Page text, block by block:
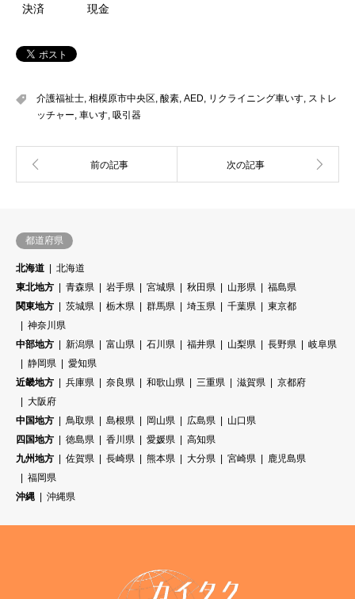
決済 現金
介護福祉士 相模原市中央区 酸素 AED リクライニング車いす ストレ
ッチャー 車いす 吸引器
都道府県
北海道
北海道
東北地方
青森県 岩手県 宮城県 秋田県 山形県
福島県
関東地方
茨城県 栃木県 群馬県 埼玉県 千葉県
東京都
神奈川県
中部地方
新潟県 富山県 石川県 福井県 山梨県 長野県
岐阜県
静岡県
愛知県
近畿地方
兵庫県 奈良県 和歌山県 三重県 滋賀県
京都府
大阪府
中国地方
鳥取県 島根県 岡山県 広島県
山口県
四国地方
徳島県 香川県 愛媛県
高知県
九州地方
佐賀県 長崎県 熊本県 大分県 宮崎県
鹿児島県
福岡県
沖縄
沖縄県